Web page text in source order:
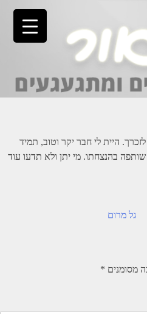
היית לי חבר יקר וטוב, תמיד
בהנצחתו. מי יתן ולא תדעו עוד
גל מרום
מסומנים *